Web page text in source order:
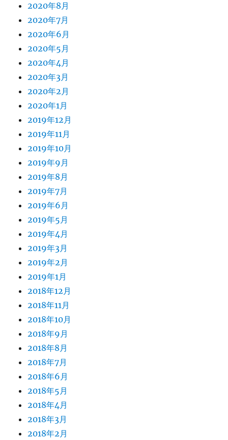
2020年8月
2020年7月
2020年6月
2020年5月
2020年4月
2020年3月
2020年2月
2020年1月
2019年12月
2019年11月
2019年10月
2019年9月
2019年8月
2019年7月
2019年6月
2019年5月
2019年4月
2019年3月
2019年2月
2019年1月
2018年12月
2018年11月
2018年10月
2018年9月
2018年8月
2018年7月
2018年6月
2018年5月
2018年4月
2018年3月
2018年2月